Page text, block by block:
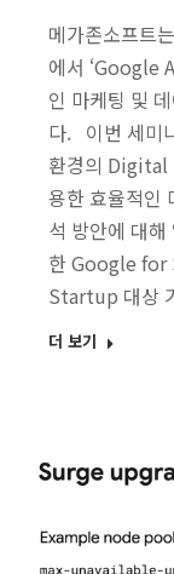
메가존소프트
에서 ‘Google
인 마케팅 및
다. 이번 세미
환경의
용한 효율적인
석 방안에 대
한 Google for
Startup 대상
더 보기